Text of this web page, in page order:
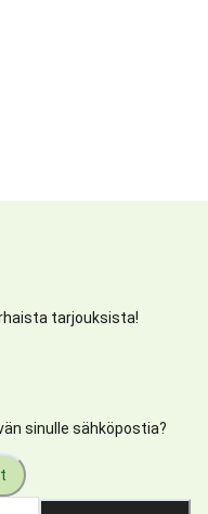
tarjouksista!
sinulle sähköpostia?